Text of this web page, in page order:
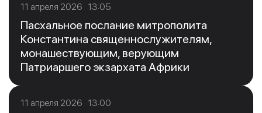
11 апреля 2026 13:05
Пасхальное послание митрополита
Константина священнослужителям,
монашествующим, верующим
Патриаршего экзархата Африки
11 апреля 2026 13:00